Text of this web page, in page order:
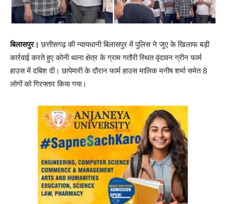
बिलासपुर। छत्तीसगढ़ की न्यायधानी बिलासपुर में पुलिस ने जुए के खिलाफ बड़ी
कार्रवाई करते हुए कोनी थाना क्षेत्र के ग्राम गतौरी स्थित वृंदावन ग्रीन फार्म
हाउस में दबिश दी। छापेमारी के दौरान फार्म हाउस मालिक मनीष शर्मा समेत 8
लोगों को गिरफ्तार किया गया।